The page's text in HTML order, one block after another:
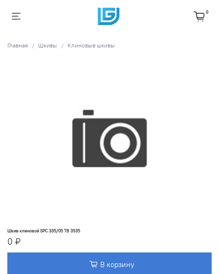
0
Главная Шкивы Клиновые шкивы
Шкив клиновой SPC 335/05 TB 3535
0 ₽
В корзину